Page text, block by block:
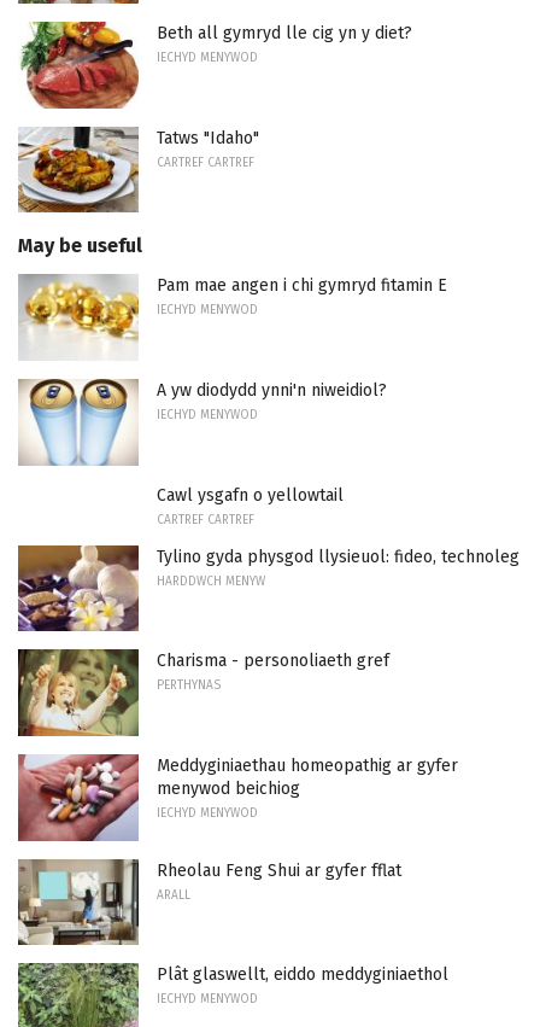
Beth all gymryd lle cig yn y diet?
IECHYD MENYWOD
Tatws "Idaho"
CARTREF CARTREF
May be useful
Pam mae angen i chi gymryd fitamin E
IECHYD MENYWOD
A yw diodydd ynni'n niweidiol?
IECHYD MENYWOD
Cawl ysgafn o yellowtail
CARTREF CARTREF
Tylino gyda physgod llysieuol: fideo, technoleg
HARDDWCH MENYW
Charisma - personoliaeth gref
PERTHYNAS
Meddyginiaethau homeopathig ar gyfer
menywod beichiog
IECHYD MENYWOD
Rheolau Feng Shui ar gyfer fflat
ARALL
Plât glaswellt, eiddo meddyginiaethol
IECHYD MENYWOD